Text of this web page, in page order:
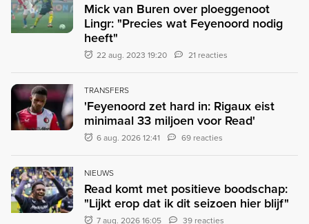
Mick van Buren over ploeggenoot
Lingr: "Precies wat Feyenoord nodig
heeft"
22 aug. 2023 19:20 21 reacties
TRANSFERS
'Feyenoord zet hard in: Rigaux eist
minimaal 33 miljoen voor Read'
6 aug. 2026 12:41 69 reacties
NIEUWS
Read komt met positieve boodschap:
"Lijkt erop dat ik dit seizoen hier blijf"
7 aug. 2026 16:05 39 reacties